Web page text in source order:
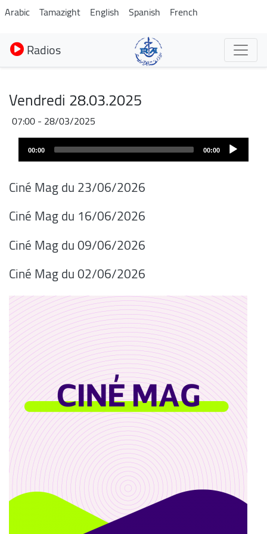
Aller
au
contenu
principal
Arabic Tamazight English Spanish French
Radios
Vendredi 28.03.2025
28/03/2025 - 07:00
00:00
00:00
Ciné Mag du 23/06/2026
Ciné Mag du 16/06/2026
Ciné Mag du 09/06/2026
Ciné Mag du 02/06/2026